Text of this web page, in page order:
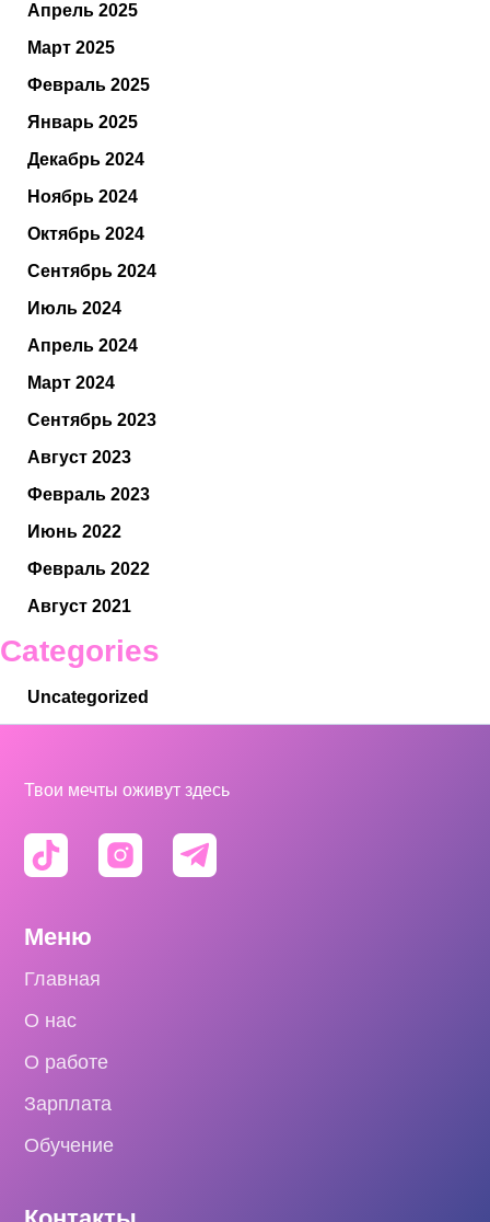
Апрель 2025
Март 2025
Февраль 2025
Январь 2025
Декабрь 2024
Ноябрь 2024
Октябрь 2024
Сентябрь 2024
Июль 2024
Апрель 2024
Март 2024
Сентябрь 2023
Август 2023
Февраль 2023
Июнь 2022
Февраль 2022
Август 2021
Categories
Uncategorized
Твои мечты оживут здесь
Меню
Главная
О нас
О работе
Зарплата
Обучение